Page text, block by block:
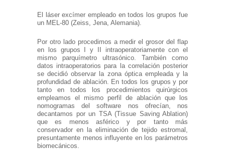
El láser excímer empleado en todos los grupos fue
un MEL-80 (Zeiss, Jena, Alemania).
Por otro lado procedimos a medir el grosor del flap
en los grupos I y II intraoperatoriamente con el
mismo parquímetro ultrasónico. También como
datos intraoperatorios para la correlación posterior
se decidió observar la zona óptica empleada y la
profundidad de ablación. En todos los grupos y por
tanto en todos los procedimientos quirúrgicos
empleamos el mismo perfil de ablación que los
nomogramas del software nos ofrecían, nos
decantamos por un TSA (Tissue Saving Ablation)
que es menos asférico y por tanto más
conservador en la eliminación de tejido estromal,
presuntamente menos influyente en los parámetros
biomecánicos.